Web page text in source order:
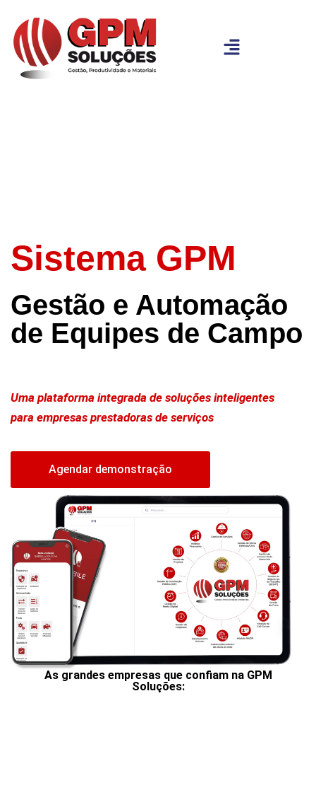
Sistema GPM
Gestão e Automação
de Equipes de Campo
Uma plataforma integrada de soluções inteligentes
para empresas prestadoras de serviços
Agendar demonstração
As grandes empresas que confiam na GPM
Soluções: